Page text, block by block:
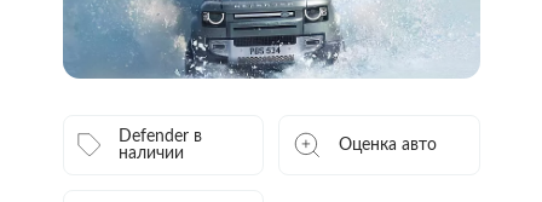
Defender в
наличии
Оценка авто